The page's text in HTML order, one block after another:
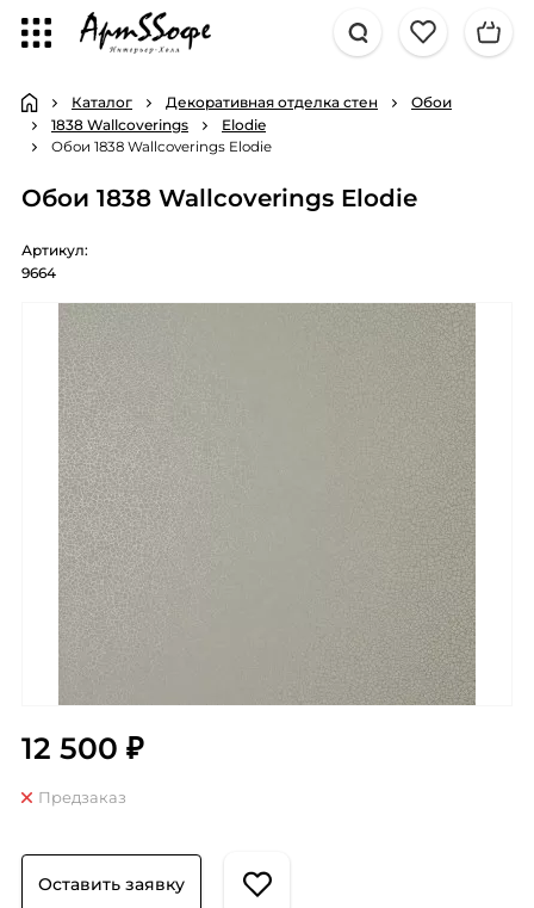
Каталог Декоративная отделка стен
Обои
1838 Wallcoverings
Elodie
Обои 1838 Wallcoverings Elodie
Обои 1838 Wallcoverings Elodie
Артикул:
9664
12 500 ₽
Предзаказ
Оставить заявку